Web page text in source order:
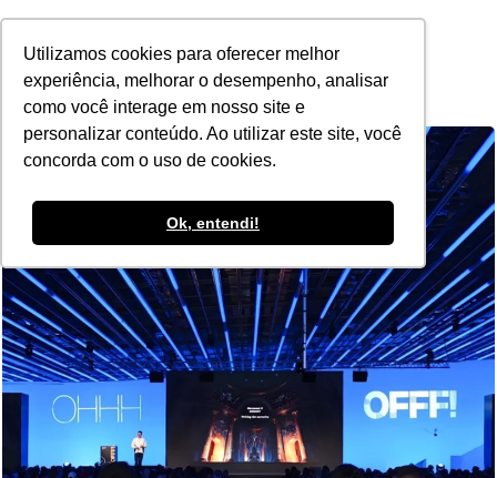
Utilizamos cookies para oferecer melhor
experiência, melhorar o desempenho, analisar
como você interage em nosso site e
personalizar conteúdo. Ao utilizar este site, você
concorda com o uso de cookies.
Ok, entendi!
POR